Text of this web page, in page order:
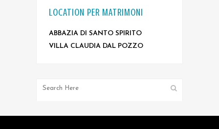
LOCATION PER MATRIMONI
ABBAZIA DI SANTO SPIRITO
VILLA CLAUDIA DAL POZZO